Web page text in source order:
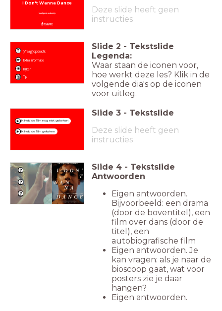
I Don't Wanna Dance
Voortgezet onderwijs
Deze slide heeft geen
instructies
(Vraag)opdracht
Extra informatie
Tip
Kijken
Slide 2 - Tekstslide
Legenda:
Waar staan de iconen voor,
hoe werkt deze les? Klik in de
volgende dia's op de iconen
voor uitleg.
Ik heb de film nog niet gekeken
Ik heb de film gekeken
Slide 3 - Tekstslide
Deze slide heeft geen
instructies
Slide 4 - Tekstslide
Antwoorden
Eigen antwoorden.
Bijvoorbeeld: een drama
(door de boventitel), een
film over dans (door de
titel), een
autobiografische film
Eigen antwoorden. Je
kan vragen: als je naar de
bioscoop gaat, wat voor
posters zie je daar
hangen?
Eigen antwoorden.